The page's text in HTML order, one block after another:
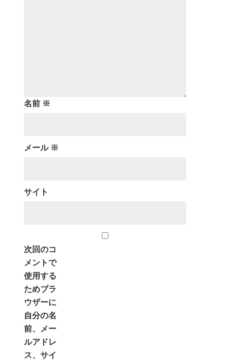
名前 ※
メール ※
サイト
次回のコ
メントで
使用する
ためブラ
ウザーに
自分の名
前、メー
ルアドレ
ス、サイ